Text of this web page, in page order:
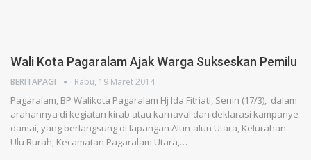
Wali Kota Pagaralam Ajak Warga Sukseskan Pemilu
BERITAPAGI Rabu, 19 Maret 2014
Pagaralam, BP Walikota Pagaralam Hj Ida Fitriati, Senin (17/3), dalam
arahannya di kegiatan kirab atau karnaval dan deklarasi kampanye
damai, yang berlangsung di lapangan Alun-alun Utara, Kelurahan
Ulu Rurah, Kecamatan Pagaralam Utara,…